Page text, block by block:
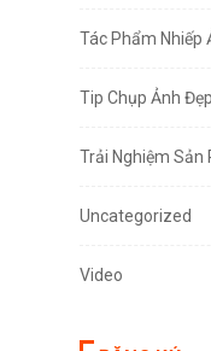
GÓC CHUYÊN
9 ngàm
6 Tháng 6, 2026
Tác Phẩm Nhiếp
Tip Chụp Ảnh Đẹp
Trải Nghiệm Sản
Uncategorized
Video